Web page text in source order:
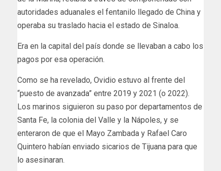
autoridades aduanales el fentanilo llegado de China y
operaba su traslado hacia el estado de Sinaloa.
Era en la capital del país donde se llevaban a cabo los
pagos por esa operación.
Como se ha revelado, Ovidio estuvo al frente del
“puesto de avanzada” entre 2019 y 2021 (o 2022).
Los marinos siguieron su paso por departamentos de
Santa Fe, la colonia del Valle y la Nápoles, y se
enteraron de que el Mayo Zambada y Rafael Caro
Quintero habían enviado sicarios de Tijuana para que
lo asesinaran.